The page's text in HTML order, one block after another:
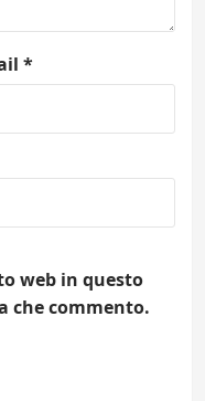
*
web in questo
che commento.